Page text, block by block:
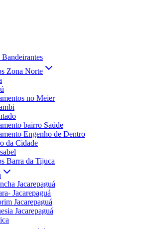
Zona Norte
no Meier
bairro Saúde
Engenho de Dentro
da Cidade
Barra da Tijuca
Jacarepaguá
Jacarepaguá
Jacarepaguá
Jacarepaguá